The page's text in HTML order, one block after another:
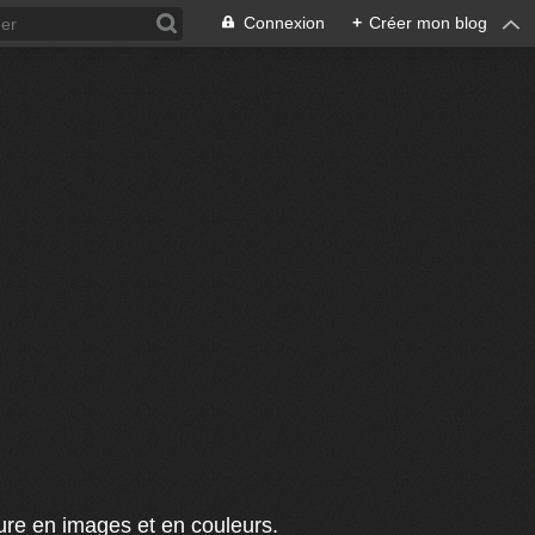
Connexion + Créer mon blog
en images et en couleurs.